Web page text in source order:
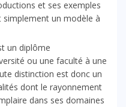
et ses exemples
un modèle à
un diplôme
ou une faculté à une
distinction est donc un
dont le rayonnement
dans ses domaines